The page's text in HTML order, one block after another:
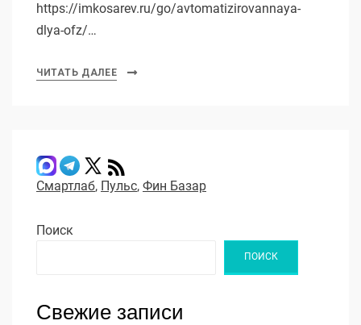
https://imkosarev.ru/go/avtomatizirovannaya-
dlya-ofz/…
ЧИТАТЬ ДАЛЕЕ
Смартлаб, Пульс, Фин Базар
Поиск
ПОИСК
Свежие записи